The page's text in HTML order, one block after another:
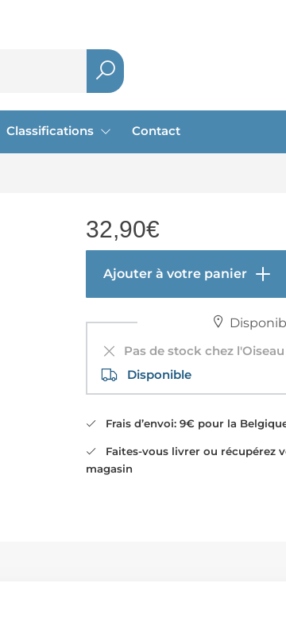
Classifications Contact
32,90€
Ajouter à votre panier
Pas de stock chez
Disponible
Frais d’envoi: 9€ pour la
Faites-vous livrer ou récupérez
magasin